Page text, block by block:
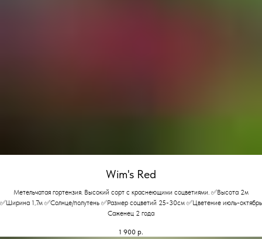
Wim's Red
Метельчатая гортензия. Высокий сорт с краснеющими соцветиями. ✅Высота 2м
✅Ширина 1,7м ✅Солнце/полутень ✅Размер соцветий 25-30см ✅Цветение июль-октябрь
Саженец 2 года
1 900 р.